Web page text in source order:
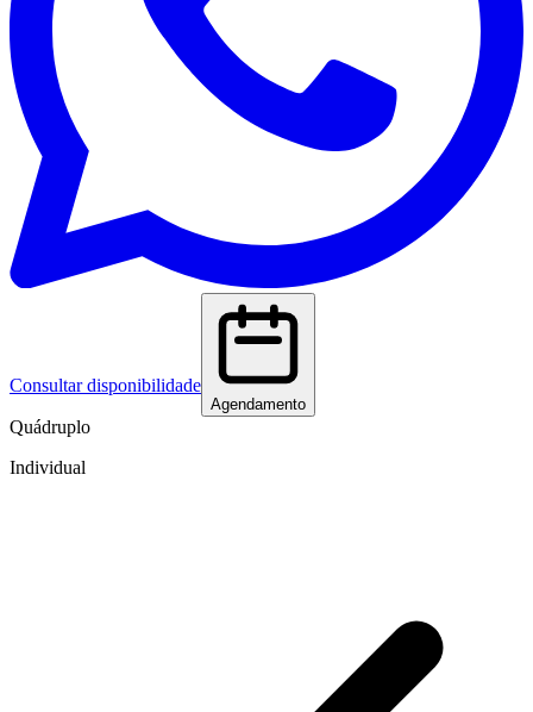
Consultar disponibilidade
Agendamento
Quádruplo
Individual